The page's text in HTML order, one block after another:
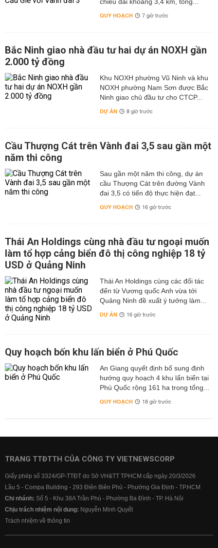
QUY HOẠCH 7 giờ trước
Bắc Ninh giao nhà đầu tư hai dự án NOXH gần
2.000 tỷ đồng
Khu NOXH phường Vũ Ninh và khu
NOXH phường Nam Sơn được Bắc
Ninh giao chủ đầu tư cho CTCP...
DỰ ÁN 8 giờ trước
Cầu Thượng Cát trên Vành đai 3,5 sau gần một
năm thi công
Sau gần một năm thi công, dự án
cầu Thượng Cát trên đường Vành
đai 3,5 có tiến độ thực hiện đạt...
QUY HOẠCH 16 giờ trước
Thái An Holdings cùng nhà đầu tư ngoại muốn
làm tổ hợp cảng biển đô thị công nghiệp 18 tỷ
USD ở Quảng Ninh
Thái An Holdings cùng các đối tác
đến từ Vương quốc Anh vừa tới
Quảng Ninh đề xuất ý tưởng làm...
DỰ ÁN 16 giờ trước
Quy hoạch bốn khu lấn biển ở Phú Quốc
An Giang quyết định bổ sung định
hướng quy hoạch 4 khu lấn biển tại
Phú Quốc rộng 161 ha trong tổng...
QUY HOẠCH 18 giờ trước
TRANG TTĐTTH CỦA CÔNG TY VIETNEWSCORP
Giấy phép số 3324/GP-TTĐT do Sở VH&TT TPHCM cấp ngày 20/3/2026
Lầu 5 - Compa Building - 293 Điện Biên Phủ - Phường Gia Định - TP.HCM
Chi nhánh: Số 5 - Khu 38A Trần Phú - Phường Ba Đình - TP. Hà Nội
Chịu trách nhiệm nội dung: Nguyễn Minh Quyết
Trách nhiệm về thông tin